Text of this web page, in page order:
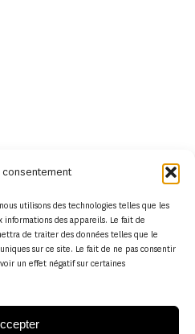
utilisons des technologies telles que les
des appareils. Le fait de
de traiter des données telles que le
sur ce site. Le fait de ne pas consentir
un effet négatif sur certaines